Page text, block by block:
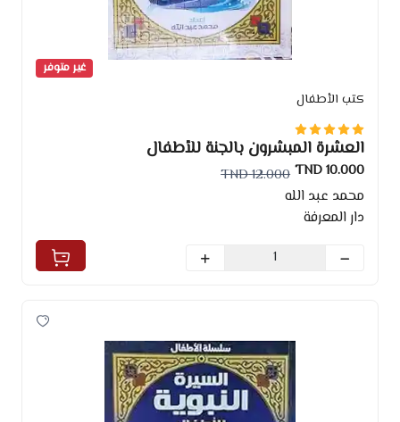
غير متوفر
كتب الأطفال
العشرة المبشرون بالجنة للأطفال
10.000 TND
12.000 TND
محمد عبد الله
دار المعرفة